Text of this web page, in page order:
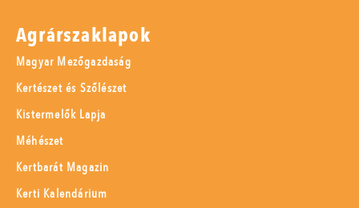
Agrárszaklapok
Magyar Mezőgazdaság
Kertészet és Szőlészet
Kistermelők Lapja
Méhészet
Kertbarát Magazin
Kerti Kalendárium